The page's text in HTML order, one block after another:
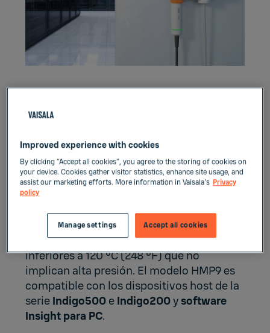
Familia Indigo
El modelo HMP9 complementa la
de productos Indigoy es perfecto para
aplicaciones tales como monitoreo de
entrada en secadores, unidades de
tratamiento de aire, centros de datos,
cámaras de prueba y otras aplicaciones de
medición de humedad con temperaturas
inferiores a 120 °C (248 °F) que no
implican alta presión. El modelo HMP9 es
compatible con los dispositivos host de la
serie Indigo500 e Indigo200ysoftware
Insight para PC.
Improved experience with cookies
By clicking “Accept all cookies”, you agree to the storing of cookies on
your device. Cookies gather visitor statistics, enhance site usage, and
assist our marketing efforts. More information in Vaisala's Privacy
policy
Accept all cookies
Manage settings